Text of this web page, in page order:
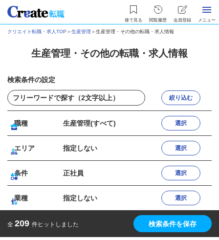
後で見る 閲覧履歴 会員登録 メニュー
クリエイト転職・求人TOP ＞生産管理 ＞生産管理・その他の転職・求人情報
生産管理・その他の転職・求人情報
検索条件の設定
絞り込む
職種 生産管理(すべて) 選択
エリア 指定しない 選択
条件 正社員 選択
業種 指定しない 選択
全 209 件ヒットしました 検索条件を保存